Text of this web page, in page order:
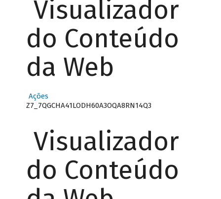
Visualizador
do Conteúdo
da Web
Ações
Z7_7QGCHA41LODH60A3OQA8RN14Q3
Visualizador
do Conteúdo